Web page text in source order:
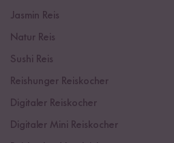
Jasmin Reis
Natur Reis
Sushi Reis
Reishunger Reiskocher
Digitaler Reiskocher
Digitaler Mini Reiskocher